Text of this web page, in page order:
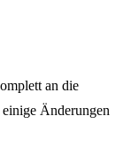
an die
einige Änderungen